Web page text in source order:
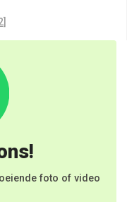
foto of video